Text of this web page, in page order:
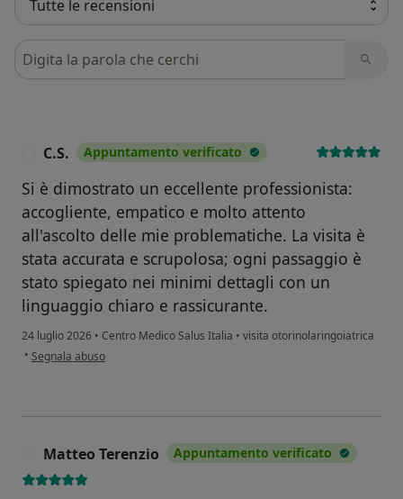
Cerca nelle recensioni
C.S. Appuntamento verificato
Si è dimostrato un eccellente professionista:
accogliente, empatico e molto attento
all'ascolto delle mie problematiche. La visita è
stata accurata e scrupolosa; ogni passaggio è
stato spiegato nei minimi dettagli con un
linguaggio chiaro e rassicurante.
24 luglio 2026 • Centro Medico Salus Italia • visita otorinolaringoiatrica
• secondo l'opinione dell'utente C.S.
Segnala abuso
Matteo Terenzio Appuntamento verificato